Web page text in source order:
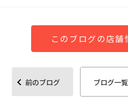
このブログの店舗
前のブログ ブログ一覧